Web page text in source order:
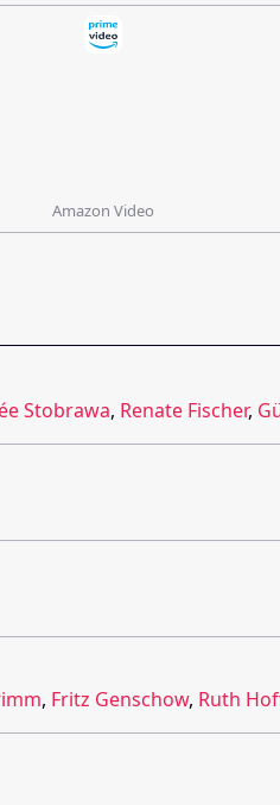
Amazon Video
Stobrawa, Renate Fischer,
, Fritz Genschow, Ruth